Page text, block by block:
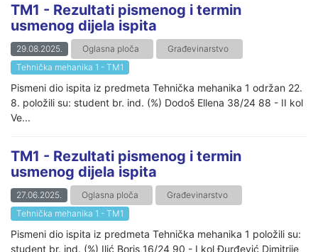
TM1 - Rezultati pismenog i termin
usmenog dijela ispita
29.08.2025. Oglasna ploča
Građevinarstvo
Tehnička mehanika 1 - TM1
Pismeni dio ispita iz predmeta Tehnička mehanika 1 održan 22.
8. položili su: student br. ind. (%) Dodoš Ellena 38/24 88 - II kol
Ve...
TM1 - Rezultati pismenog i termin
usmenog dijela ispita
27.06.2025. Oglasna ploča
Građevinarstvo
Tehnička mehanika 1 - TM1
Pismeni dio ispita iz predmeta Tehnička mehanika 1 položili su:
student br. ind. (%) Ilić Boris 16/24 90 - I kol Đurđević Dimitrije